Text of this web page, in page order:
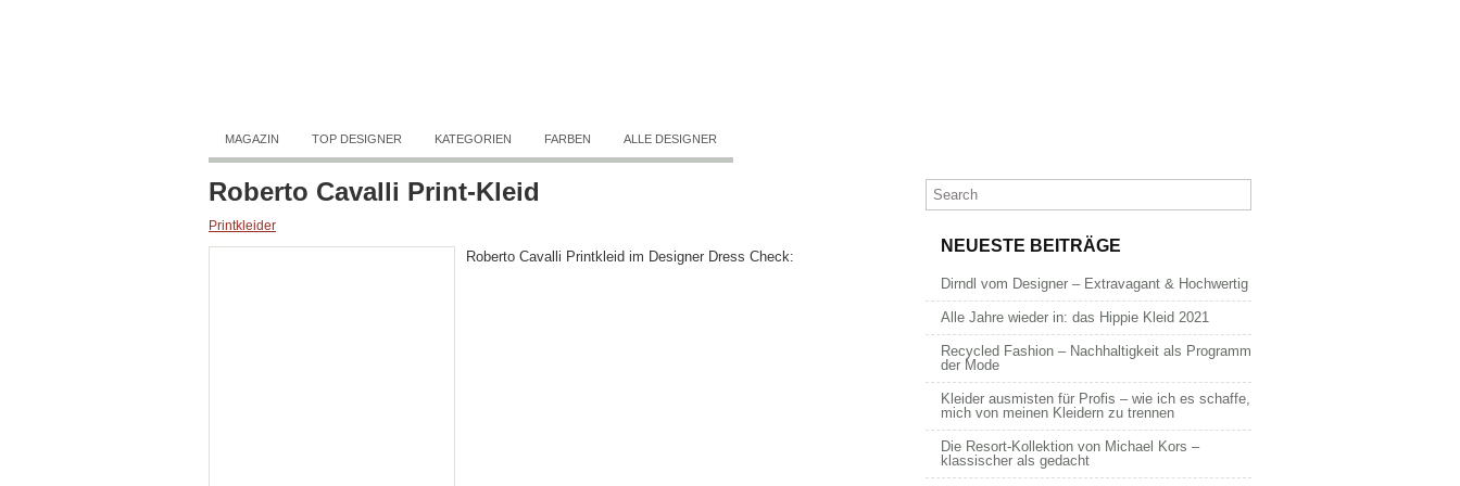
MAGAZIN TOP DESIGNER KATEGORIEN FARBEN ALLE DESIGNER
Roberto Cavalli Print-Kleid
Printkleider
Roberto Cavalli Printkleid im Designer Dress Check:
NEUESTE BEITRÄGE
Dirndl vom Designer – Extravagant & Hochwertig
Alle Jahre wieder in: das Hippie Kleid 2021
Recycled Fashion – Nachhaltigkeit als Programm
der Mode
Kleider ausmisten für Profis – wie ich es schaffe,
mich von meinen Kleidern zu trennen
Die Resort-Kollektion von Michael Kors –
klassischer als gedacht